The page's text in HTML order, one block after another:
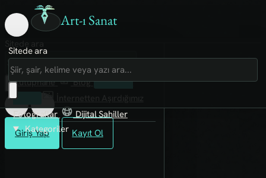
Art-ı Sanat
Giriş Yap Kayıt Ol
Sitede ara
Art-ı Sosyal
İmece
Kütüphane
Blog
Fanzin
Rafları
Fotoğraflar
Dijital Sahiller
Kategoriler